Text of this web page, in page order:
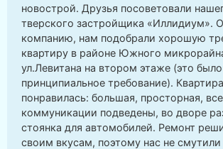
новострой. Друзья посоветовали
тверского застройщика «Иллидиум».
компанию, нам подобрали хорошую
квартиру в районе Южного
ул.Левитана на втором этаже (это
принципиальное требование).
понравилась: большая, просторная, все
коммуникации подведены, во дворе
стоянка для автомобилей. Ремонт
своим вкусам, поэтому нас не смутили